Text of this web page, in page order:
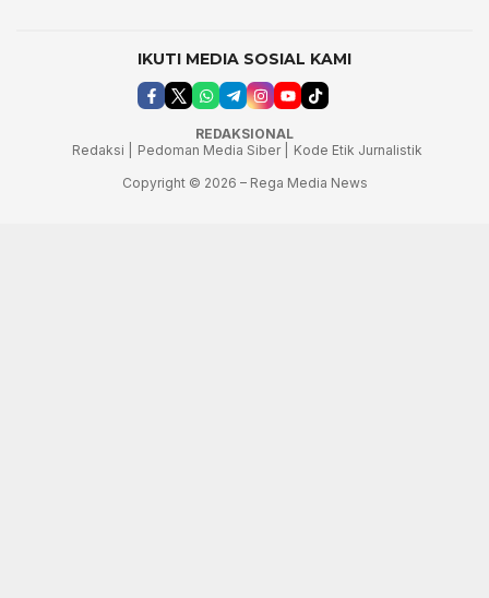
IKUTI MEDIA SOSIAL KAMI
REDAKSIONAL
Redaksi |
Pedoman Media Siber |
Kode Etik Jurnalistik
Copyright © 2026 – Rega Media News